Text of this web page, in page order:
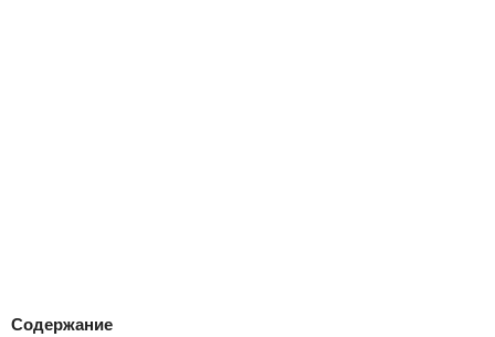
Содержание